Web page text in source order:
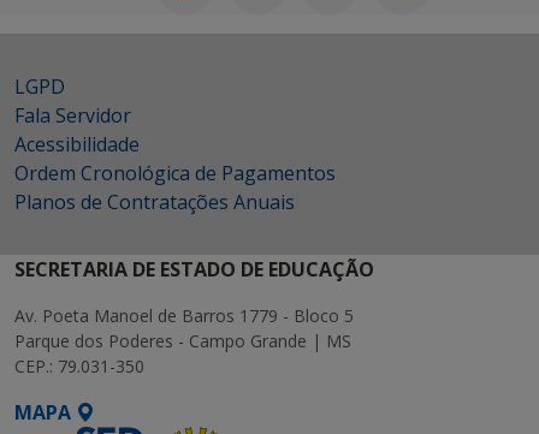
LGPD
Fala Servidor
Acessibilidade
Ordem Cronológica de Pagamentos
Planos de Contratações Anuais
SECRETARIA DE ESTADO DE EDUCAÇÃO
Av. Poeta Manoel de Barros 1779 - Bloco 5
Parque dos Poderes - Campo Grande | MS
CEP.: 79.031-350
MAPA